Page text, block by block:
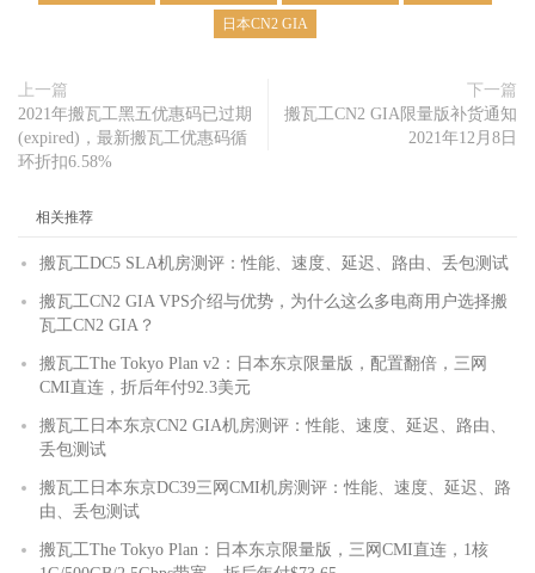
日本CN2 GIA
上一篇
2021年搬瓦工黑五优惠码已过期
(expired)，最新搬瓦工优惠码循
环折扣6.58%
下一篇
搬瓦工CN2 GIA限量版补货通知
2021年12月8日
相关推荐
搬瓦工DC5 SLA机房测评：性能、速度、延迟、路由、丢包测试
搬瓦工CN2 GIA VPS介绍与优势，为什么这么多电商用户选择搬
瓦工CN2 GIA？
搬瓦工The Tokyo Plan v2：日本东京限量版，配置翻倍，三网
CMI直连，折后年付92.3美元
搬瓦工日本东京CN2 GIA机房测评：性能、速度、延迟、路由、
丢包测试
搬瓦工日本东京DC39三网CMI机房测评：性能、速度、延迟、路
由、丢包测试
搬瓦工The Tokyo Plan：日本东京限量版，三网CMI直连，1核